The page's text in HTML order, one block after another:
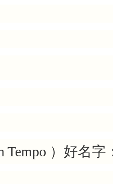
Tempo ）好名字